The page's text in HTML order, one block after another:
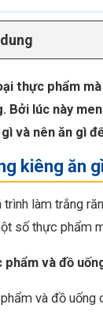
thực phẩm
Bởi lúc này
và nên ăn gì
kiêng ăn
trình làm trắng
số thực phẩm
phẩm và đồ
và đồ uống